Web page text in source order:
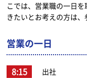
こでは、営業職の一日
きたいとお考えの方は、
営業の一日
8:15
出社